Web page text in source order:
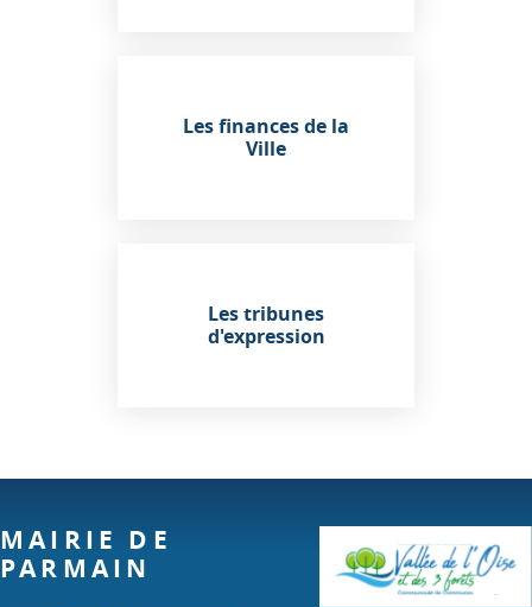
Les finances de la
Ville
Les tribunes
d'expression
MAIRIE DE
PARMAIN